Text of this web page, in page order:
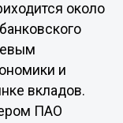
около
и
вкладов.
ПАО